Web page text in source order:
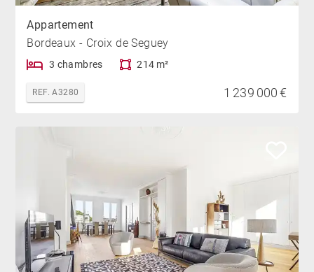
Appartement
Bordeaux - Croix de Seguey
3 chambres 214 m²
REF. A3280 1 239 000 €